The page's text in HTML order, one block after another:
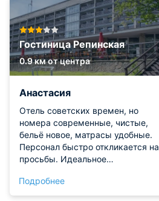
Гостиница Репинская
0.9 км от центра
Анастасия
Отель советских времен, но
номера современные, чистые,
бельё новое, матрасы удобные.
Персонал быстро откликается на
просьбы. Идеальное
900 рублей не в восторге, но
найти что-то поесть можно. Так
Подробнее